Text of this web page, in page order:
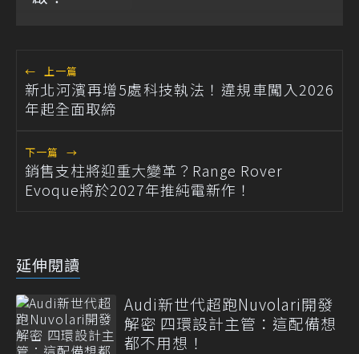
← 上一篇
新北河濱再增5處科技執法！違規車闖入2026
年起全面取締
下一篇 →
銷售支柱將迎重大變革？Range Rover
Evoque將於2027年推純電新作！
延伸閱讀
Audi新世代超跑Nuvolari開發
解密 四環設計主管：這配備想
都不用想！